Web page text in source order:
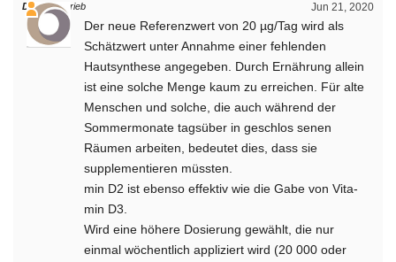
Jun 21, 2020
Daniel schrieb
Der neue Referenzwert von 20 µg/Tag wird als
Schätzwert unter Annahme einer fehlenden
Hautsynthese angegeben. Durch Ernährung al­lein
ist eine solche Menge kaum zu erreichen. Für alte
Menschen und solche, die auch während der
Sommermonate tagsüber in geschlos­ senen
Räumen arbeiten, bedeutet dies, dass sie
supplementieren müssten.
min D2 ist ebenso effektiv wie die Gabe von Vita­
min D3.
Wird eine höhere Dosierung gewählt, die nur
einmal wöchentlich appliziert wird (20 000 oder